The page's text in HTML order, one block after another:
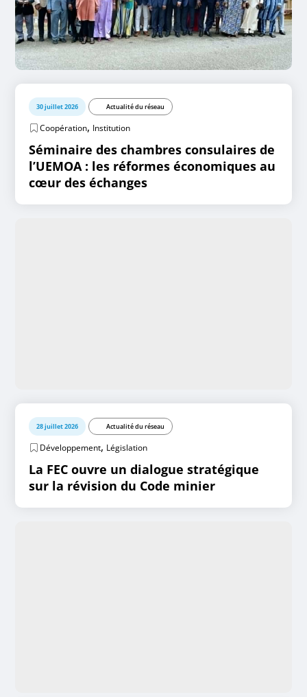
30 juillet 2026 Actualité du réseau
Coopération, Institution
Séminaire des chambres consulaires de
l’UEMOA : les réformes économiques au
cœur des échanges
28 juillet 2026 Actualité du réseau
Développement, Législation
La FEC ouvre un dialogue stratégique
sur la révision du Code minier